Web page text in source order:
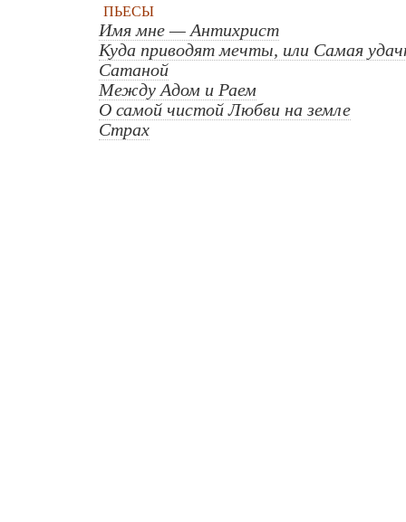
ПЬЕСЫ
Имя мне — Антихрист
Куда приводят мечты, или Самая
Сатаной
Между Адом и Раем
О самой чистой Любви на земле
Страх